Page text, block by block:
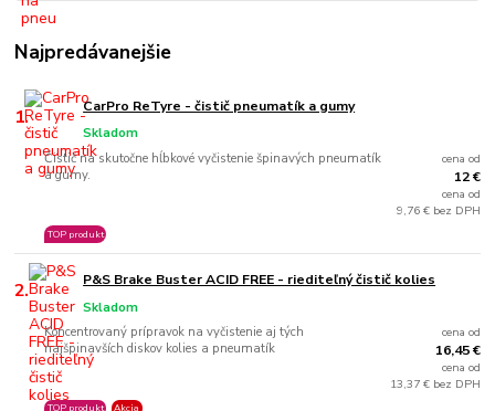
Najpredávanejšie
1. CarPro ReTyre - čistič pneumatík a gumy
Čistič na skutočne hĺbkové vyčistenie špinavých pneumatík
a gumy.
Skladom
TOP produkt
cena od
12 €
cena od
9,76 € bez DPH
2. P&S Brake Buster ACID FREE - riediteľný čistič kolies
Koncentrovaný prípravok na vyčistenie aj tých
najšpinavších diskov kolies a pneumatík
Skladom
TOP produkt Akcia
cena od
16,45 €
cena od
13,37 € bez DPH